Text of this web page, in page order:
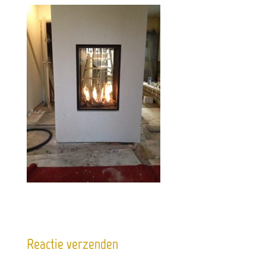
Reactie verzenden